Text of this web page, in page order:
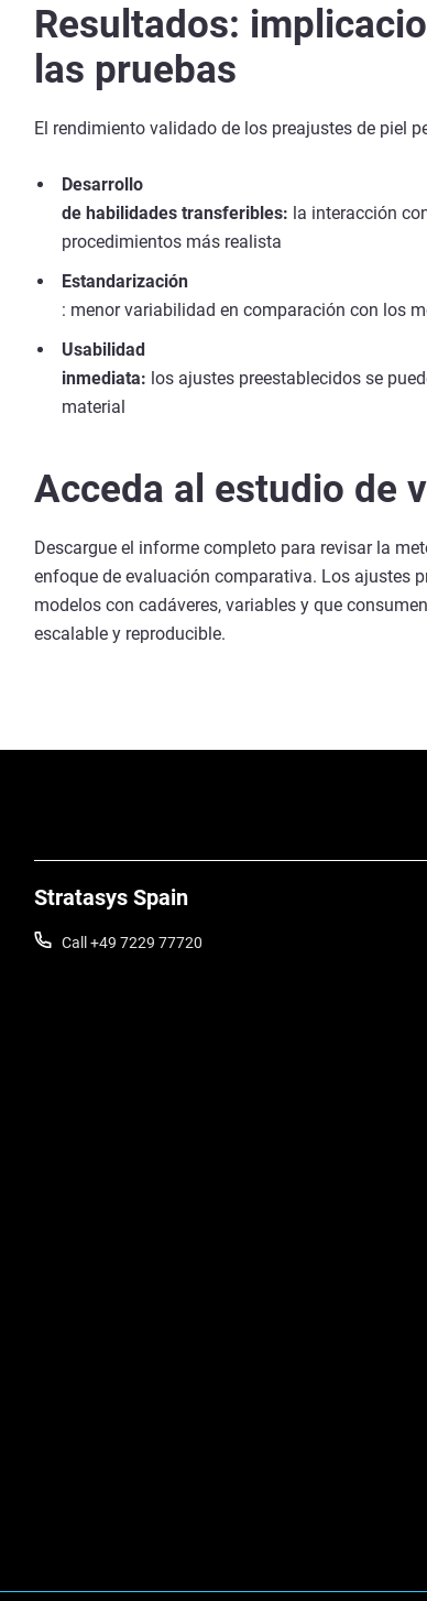
Resultados:
las pruebas
El rendimiento validado de los preajustes de piel
Desarrollo
de habilidades transferibles: la interacción
procedimientos más realista
Estandarización
: menor variabilidad en comparación con los
Usabilidad
inmediata: los ajustes preestablecidos se
material
Acceda al estudio de
Descargue el informe completo para revisar la
enfoque de evaluación comparativa. Los ajustes
modelos con cadáveres, variables y que
escalable y reproducible.
Stratasys Spain
Call +49 7229 77720